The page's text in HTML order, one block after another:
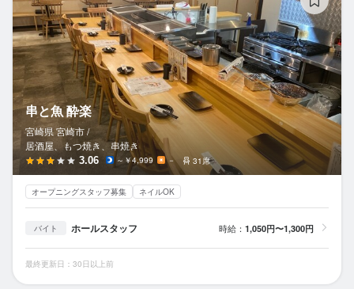
串と魚 酔楽
宮崎県 宮崎市 /
居酒屋、もつ焼き、串焼き
3.06 ～￥4,999 － 31席
オープニングスタッフ募集 ネイルOK
バイト ホールスタッフ 時給： 1,050円〜1,300円
最終更新日：30日以上前